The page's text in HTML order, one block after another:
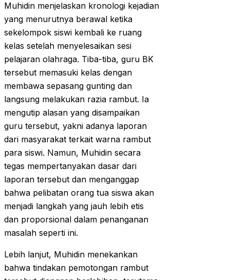
Muhidin menjelaskan kronologi kejadian
yang menurutnya berawal ketika
sekelompok siswi kembali ke ruang
kelas setelah menyelesaikan sesi
pelajaran olahraga. Tiba-tiba, guru BK
tersebut memasuki kelas dengan
membawa sepasang gunting dan
langsung melakukan razia rambut. Ia
mengutip alasan yang disampaikan
guru tersebut, yakni adanya laporan
dari masyarakat terkait warna rambut
para siswi. Namun, Muhidin secara
tegas mempertanyakan dasar dari
laporan tersebut dan menganggap
bahwa pelibatan orang tua siswa akan
menjadi langkah yang jauh lebih etis
dan proporsional dalam penanganan
masalah seperti ini.
Lebih lanjut, Muhidin menekankan
bahwa tindakan pemotongan rambut